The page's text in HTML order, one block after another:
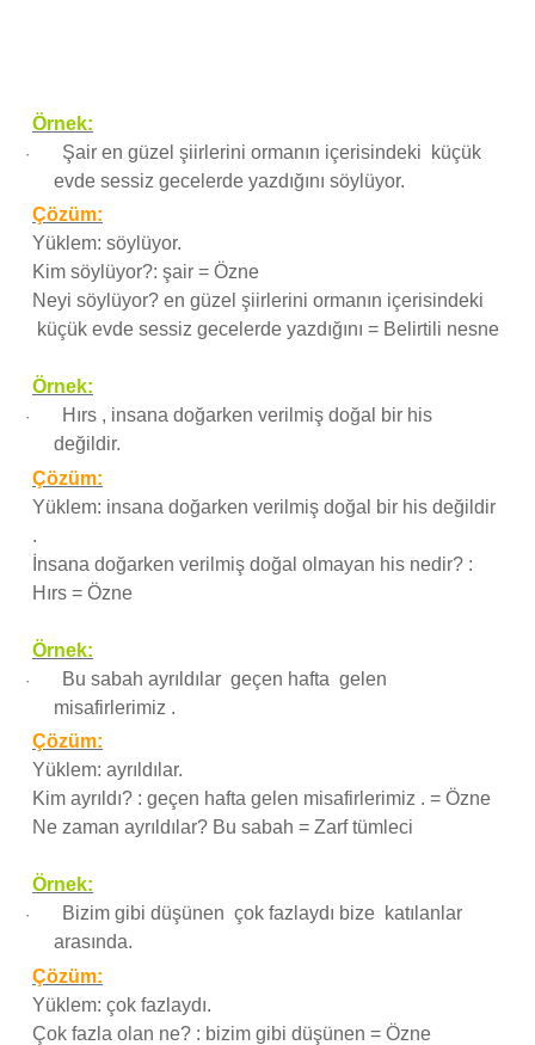
Örnek:
·
Şair en güzel şiirlerini ormanın içerisindeki küçük
evde sessiz gecelerde yazdığını söylüyor.
Çözüm:
Yüklem: söylüyor.
Kim söylüyor?: şair = Özne
Neyi söylüyor? en güzel şiirlerini ormanın içerisindeki
küçük evde sessiz gecelerde yazdığını = Belirtili nesne
Örnek:
·
Hırs , insana doğarken verilmiş doğal bir his
değildir.
Çözüm:
Yüklem: insana doğarken verilmiş doğal bir his değildir
.
İnsana doğarken verilmiş doğal olmayan his nedir? :
Hırs = Özne
Örnek:
·
Bu sabah ayrıldılar geçen hafta gelen
misafirlerimiz .
Çözüm:
Yüklem: ayrıldılar.
Kim ayrıldı? : geçen hafta gelen misafirlerimiz . = Özne
Ne zaman ayrıldılar? Bu sabah = Zarf tümleci
Örnek:
·
Bizim gibi düşünen çok fazlaydı bize katılanlar
arasında.
Çözüm:
Yüklem: çok fazlaydı.
Çok fazla olan ne? : bizim gibi düşünen = Özne